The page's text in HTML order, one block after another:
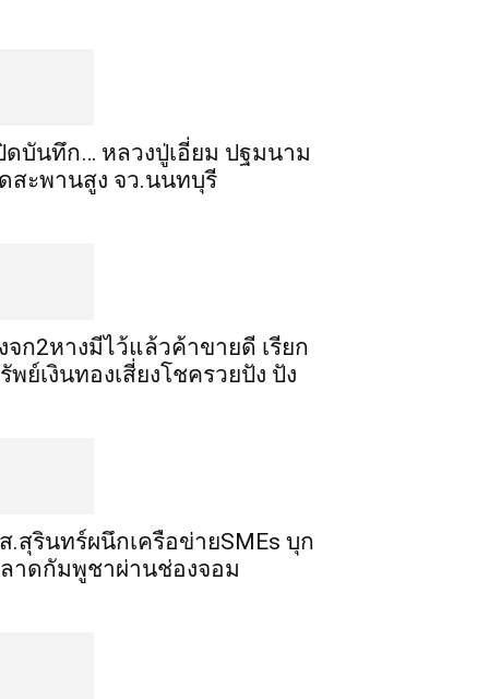
ดบันทึก… หลวงปู่เอี่ยม ​ปฐม​นาม​
สะพานสูง​ จว.นนทบุรี
จก​2​หาง​มีไว้แล้ว​ค้าขาย​ดี​ เรียก​
พย์เงินทอง​เสี่ยงโชค​รวยปัง​ ปัง​
.สุรินทร์ผนึกเครือข่ายSMEs บุก
าดกัมพูชาผ่านช่องจอม